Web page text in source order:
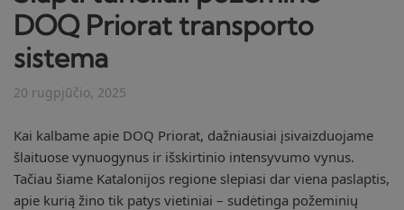
DOQ Priorat transporto
sistema
20 rugpjūčio, 2025
Kai kalbame apie DOQ Priorat, dažniausiai įsivaizduojame
šlaituose vynuogynus ir išskirtinio intensyvumo vynus.
Tačiau šiame Katalonijos regione slepiasi dar viena paslaptis,
apie kurią žino tik patys vietiniai – sudėtinga požeminių